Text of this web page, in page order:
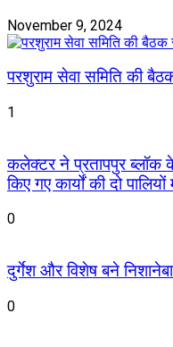
November 9, 2024
परशुराम सेवा समिति की
1
कलेक्टर ने प्रतापपुर ब्लॉक
किए गए कार्यों की दो पालियों
0
दुर्गेश और विशेष बने
0